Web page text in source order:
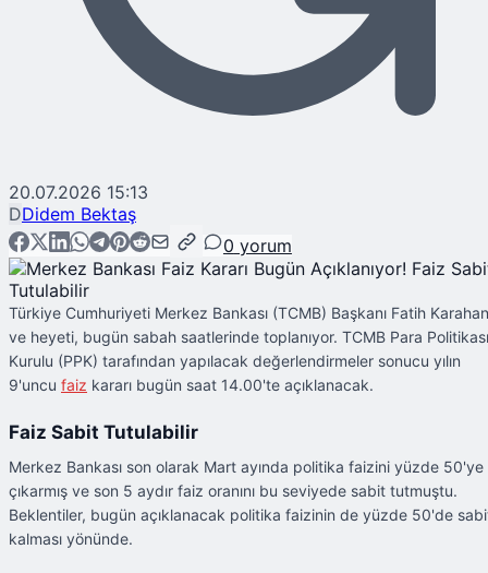
20.07.2026 15:13
DDidem Bektaş
0 yorum
Türkiye Cumhuriyeti Merkez Bankası (TCMB) Başkanı Fatih Karahan
ve heyeti, bugün sabah saatlerinde toplanıyor. TCMB Para Politikası
Kurulu (PPK) tarafından yapılacak değerlendirmeler sonucu yılın
9'uncu faiz kararı bugün saat 14.00'te açıklanacak.
Faiz Sabit Tutulabilir
Merkez Bankası son olarak Mart ayında politika faizini yüzde 50'ye
çıkarmış ve son 5 aydır faiz oranını bu seviyede sabit tutmuştu.
Beklentiler, bugün açıklanacak politika faizinin de yüzde 50'de
kalması yönünde.